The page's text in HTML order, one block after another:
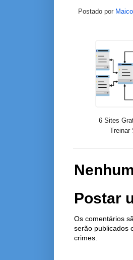
Postado por
6 Sites
Treinar
Postar
Os comentários
serão publicados
crimes.